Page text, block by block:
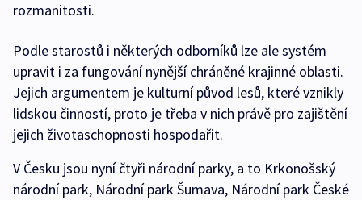
rozmanitosti.
Podle starostů i některých odborníků lze ale systém
upravit i za fungování nynější chráněné krajinné oblasti.
Jejich argumentem je kulturní původ lesů, které vznikly
lidskou činností, proto je třeba v nich právě pro zajištění
jejich životaschopnosti hospodařit.
V Česku jsou nyní čtyři národní parky, a to Krkonošský
národní park, Národní park Šumava, Národní park České